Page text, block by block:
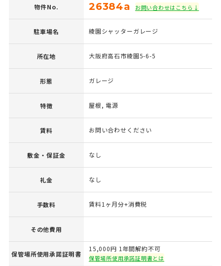
物件No. 26384a お問い合わせはこちら↓
駐車場名 綾園シャッターガレージ
所在地 大阪府高石市綾園5-6-5
形態 ガレージ
特徴 屋根, 電源
賃料 お問い合わせください
敷金・保証金 なし
礼金 なし
手数料 賃料1ヶ月分+消費税
その他費用
保管場所使用承諾証明書
15,000円 1年間解約不可
保管場所使用承諾証明書とは